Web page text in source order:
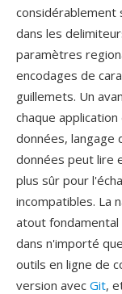
considérablement
dans les
paramètres
encodages de
guillemets. Un
chaque
données, langage
données peut lire
plus sûr pour
incompatibles. La
atout fondamental
dans n'importé
outils en ligne de
version avec Git,